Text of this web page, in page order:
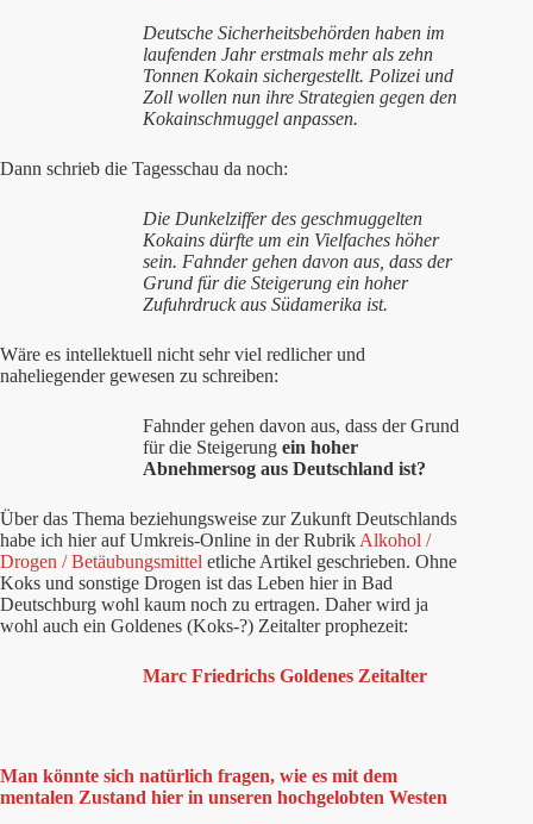
Deutsche Sicherheitsbehörden haben im
laufenden Jahr erstmals mehr als zehn
Tonnen Kokain sichergestellt. Polizei und
Zoll wollen nun ihre Strategien gegen den
Kokainschmuggel anpassen.
Dann schrieb die Tagesschau da noch:
Die Dunkelziffer des geschmuggelten
Kokains dürfte um ein Vielfaches höher
sein. Fahnder gehen davon aus, dass der
Grund für die Steigerung ein hoher
Zufuhrdruck aus Südamerika ist.
Wäre es intellektuell nicht sehr viel redlicher und
naheliegender gewesen zu schreiben:
Fahnder gehen davon aus, dass der Grund
für die Steigerung ein hoher
Abnehmersog aus Deutschland ist?
Über das Thema beziehungsweise zur Zukunft Deutschlands
habe ich hier auf Umkreis-Online in der Rubrik Alkohol /
Drogen / Betäubungsmittel etliche Artikel geschrieben. Ohne
Koks und sonstige Drogen ist das Leben hier in Bad
Deutschburg wohl kaum noch zu ertragen. Daher wird ja
wohl auch ein Goldenes (Koks-?) Zeitalter prophezeit:
Marc Friedrichs Goldenes Zeitalter
Man könnte sich natürlich fragen, wie es mit dem
mentalen Zustand hier in unseren hochgelobten Westen